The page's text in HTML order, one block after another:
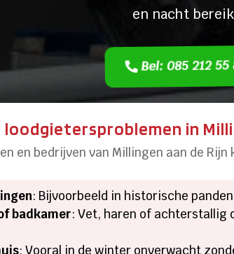
en nacht
Bel: 085 212 55
in
en bedrijven van Millingen aan de
: Bijvoorbeeld in historische
badkamer: Vet, haren of achterstallig
: Vooral in de winter onverwacht